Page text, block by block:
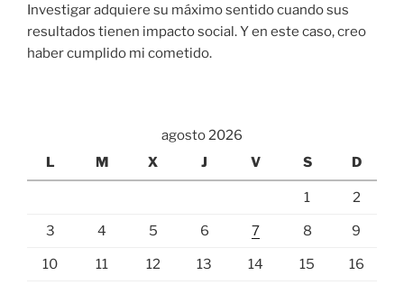
Investigar adquiere su máximo sentido cuando sus
resultados tienen impacto social. Y en este caso, creo
haber cumplido mi cometido.
agosto 2026
L
M X J V S D
1 2
3 4 5 6 7 8 9
10 11 12 13 14 15 16